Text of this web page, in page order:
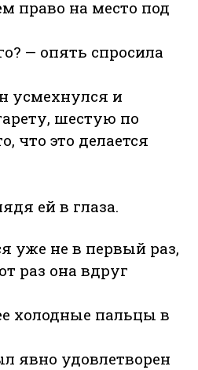
право на место под
— опять спросила
усмехнулся и
шестую по
что это делается
ей в глаза.
уже не в первый раз,
раз она вдруг
холодные пальцы в
явно удовлетворен